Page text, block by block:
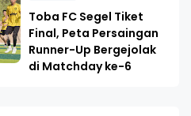
Toba FC Segel Tiket
Final, Peta Persaingan
Runner-Up Bergejolak
di Matchday ke-6